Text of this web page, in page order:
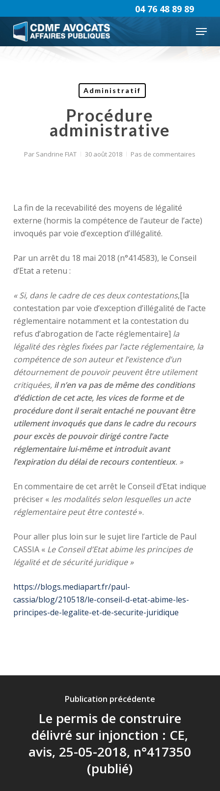
to
main
content
Menu
04 76 48 89 89
Administratif
Procédure
administrative
Par Sandrine FIAT 30 août 2018 Pas de commentaires
La fin de la recevabilité des moyens de légalité
externe (hormis la compétence de l’auteur de l’acte)
invoqués par voie d’exception d’illégalité.
Par un arrêt du 18 mai 2018 (n°414583), le Conseil
d’Etat a retenu :
« Si, dans le cadre de ces deux contestations,[la
contestation par voie d’exception d’illégalité de l’acte
réglementaire notamment et la contestation du
refus d’abrogation de l’acte réglementaire] la
légalité des règles fixées par l’acte réglementaire, la
compétence de son auteur et l’existence d’un
détournement de pouvoir peuvent être utilement
critiquées, il n’en va pas de même des conditions
d’édiction de cet acte, les vices de forme et de
procédure dont il serait entaché ne pouvant être
utilement invoqués que dans le cadre du recours
pour excès de pouvoir dirigé contre l’acte
réglementaire lui-même et introduit avant
l’expiration du délai de recours contentieux. »
En commentaire de cet arrêt le Conseil d’Etat indique
préciser « les modalités selon lesquelles un acte
réglementaire peut être contesté».
Pour aller plus loin sur le sujet lire l’article de Paul
CASSIA « Le Conseil d’Etat abime les principes de
légalité et de sécurité juridique »
https://blogs.mediapart.fr/paul-
cassia/blog/210518/le-conseil-d-etat-abime-les-
principes-de-legalite-et-de-securite-juridique
Publication précédente
Le permis de construire
délivré sur injonction : CE,
avis, 25-05-2018, n°417350
(publié)